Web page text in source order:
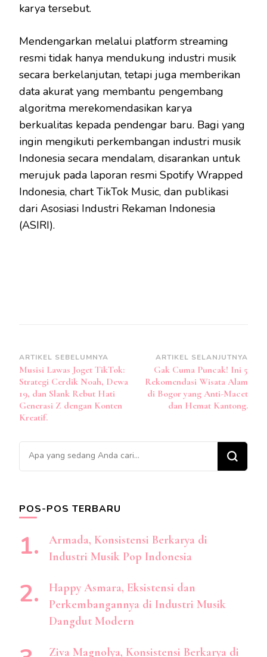
karya tersebut.
Mendengarkan melalui platform streaming
resmi tidak hanya mendukung industri musik
secara berkelanjutan, tetapi juga memberikan
data akurat yang membantu pengembang
algoritma merekomendasikan karya
berkualitas kepada pendengar baru. Bagi yang
ingin mengikuti perkembangan industri musik
Indonesia secara mendalam, disarankan untuk
merujuk pada laporan resmi Spotify Wrapped
Indonesia, chart TikTok Music, dan publikasi
dari Asosiasi Industri Rekaman Indonesia
(ASIRI).
Navigasi
Artikel
ARTIKEL SEBELUMNYA
Musisi Lawas Joget TikTok:
Strategi Cerdik Noah, Dewa
19, dan Slank Rebut Hati
Generasi Z dengan Konten
Kreatif.
ARTIKEL SELANJUTNYA
Gak Cuma Puncak! Ini 5
Rekomendasi Wisata Alam
di Bogor yang Anti-Macet
dan Hemat Kantong.
Mencari
Sesuatu?
POS-POS TERBARU
Armada, Konsistensi Berkarya di
Industri Musik Pop Indonesia
Happy Asmara, Eksistensi dan
Perkembangannya di Industri Musik
Dangdut Modern
Ziva Magnolya, Konsistensi Berkarya di